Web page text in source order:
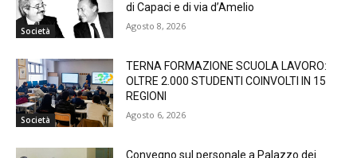
Società
di Capaci e di via d’Amelio
Agosto 8, 2026
Società
TERNA FORMAZIONE SCUOLA LAVORO:
OLTRE 2.000 STUDENTI COINVOLTI IN 15
REGIONI
Agosto 6, 2026
Convegno sul personale a Palazzo dei